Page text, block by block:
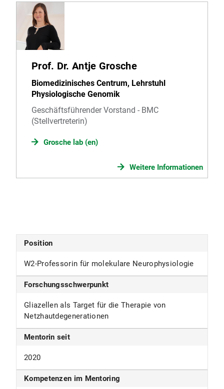
Prof. Dr. Antje Grosche
Biomedizinisches Centrum, Lehrstuhl
Physiologische Genomik
Geschäftsführender Vorstand - BMC
(Stellvertreterin)
Grosche lab (en)
Weitere Informationen
Position
W2-Professorin für molekulare Neurophysiologie
Forschungsschwerpunkt
Gliazellen als Target für die Therapie von
Netzhautdegenerationen
Mentorin seit
2020
Kompetenzen im Mentoring